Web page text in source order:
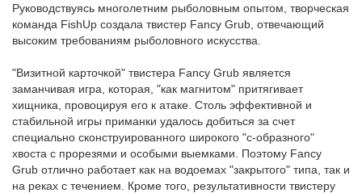
Руководствуясь многолетним рыболовным опытом, творческая
команда FishUp создала твистер Fancy Grub, отвечающий
высоким требованиям рыболовного искусства.
"Визитной карточкой" твистера Fancy Grub является
заманчивая игра, которая, "как магнитом" притягивает
хищника, провоцируя его к атаке. Столь эффективной и
стабильной игры приманки удалось добиться за счет
специально сконструированного широкого "с-образного"
хвоста с прорезями и особыми выемками. Поэтому Fancy
Grub отлично работает как на водоемах "закрытого" типа, так и
на реках с течением. Кроме того, результативности твистеру